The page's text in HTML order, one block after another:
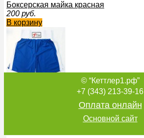
Боксерская майка красная
200 руб.
В корзину
ТРУСЫ БОКСЕРСКИЕ Ф71© “Кеттлер1.рф”
+7 (343) 213-39-16
Оплата онлайн
Основной сайт